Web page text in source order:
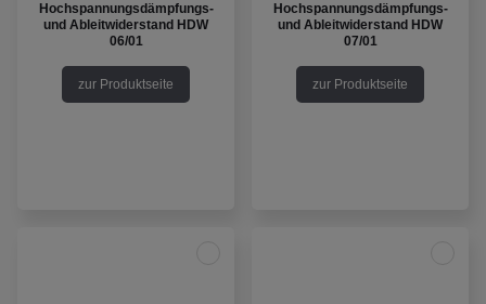
Hochspannungsdämpfungs-
und Ableitwiderstand HDW
06/01
zur Produktseite
Hochspannungsdämpfungs-
und Ableitwiderstand HDW
07/01
zur Produktseite